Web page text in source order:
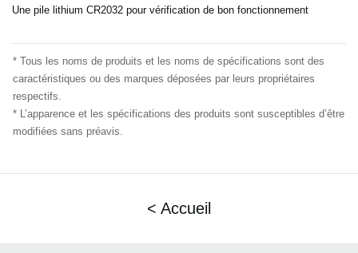
Une pile lithium CR2032 pour vérification de bon fonctionnement
* Tous les noms de produits et les noms de spécifications sont des
caractéristiques ou des marques déposées par leurs propriétaires
respectifs.
* L’apparence et les spécifications des produits sont susceptibles d’être
modifiées sans préavis.
< Accueil